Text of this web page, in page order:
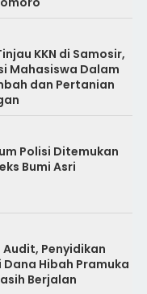
KKN di Samosir,
Mahasiswa Dalam
dan Pertanian
Polisi Ditemukan
Bumi Asri
Penyidikan
Hibah Pramuka
Berjalan